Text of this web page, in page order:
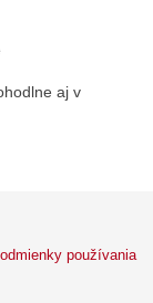
aj v
používania